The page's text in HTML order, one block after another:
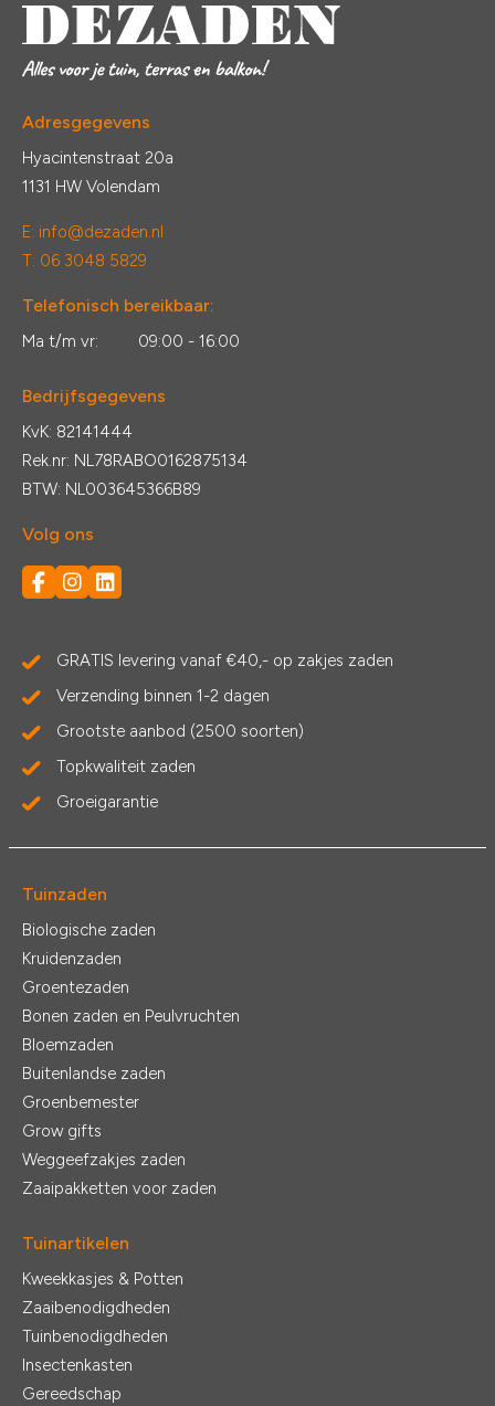
Adresgegevens
Hyacintenstraat 20a
1131 HW Volendam
E: info@dezaden.nl
T: 06 3048 5829
Telefonisch bereikbaar:
Ma t/m vr: 09:00 - 16:00
Bedrijfsgegevens
KvK: 82141444
Rek.nr: NL78RABO0162875134
BTW: NL003645366B89
Volg ons
GRATIS levering vanaf €40,- op zakjes zaden
Verzending binnen 1-2 dagen
Grootste aanbod (2500 soorten)
Topkwaliteit zaden
Groeigarantie
Tuinzaden
Biologische zaden
Kruidenzaden
Groentezaden
Bonen zaden en Peulvruchten
Bloemzaden
Buitenlandse zaden
Groenbemester
Grow gifts
Weggeefzakjes zaden
Zaaipakketten voor zaden
Tuinartikelen
Kweekkasjes & Potten
Zaaibenodigdheden
Tuinbenodigdheden
Insectenkasten
Gereedschap